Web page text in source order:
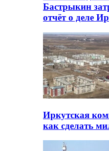
Бастрыкин
отчёт о деле
Иркутская
как сделать